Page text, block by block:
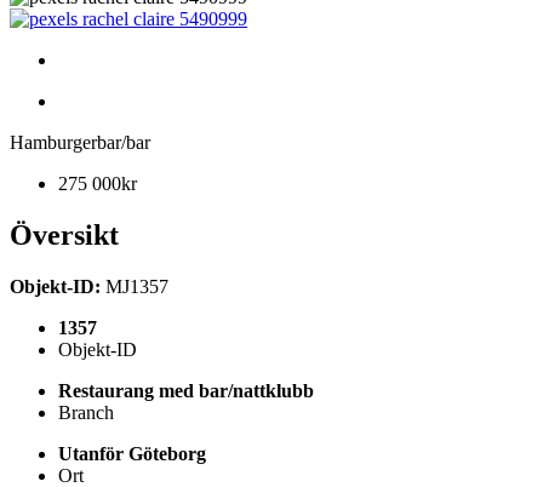
Hamburgerbar/bar
275 000kr
Översikt
Objekt-ID: MJ1357
1357
Objekt-ID
Restaurang med bar/nattklubb
Branch
Utanför Göteborg
Ort